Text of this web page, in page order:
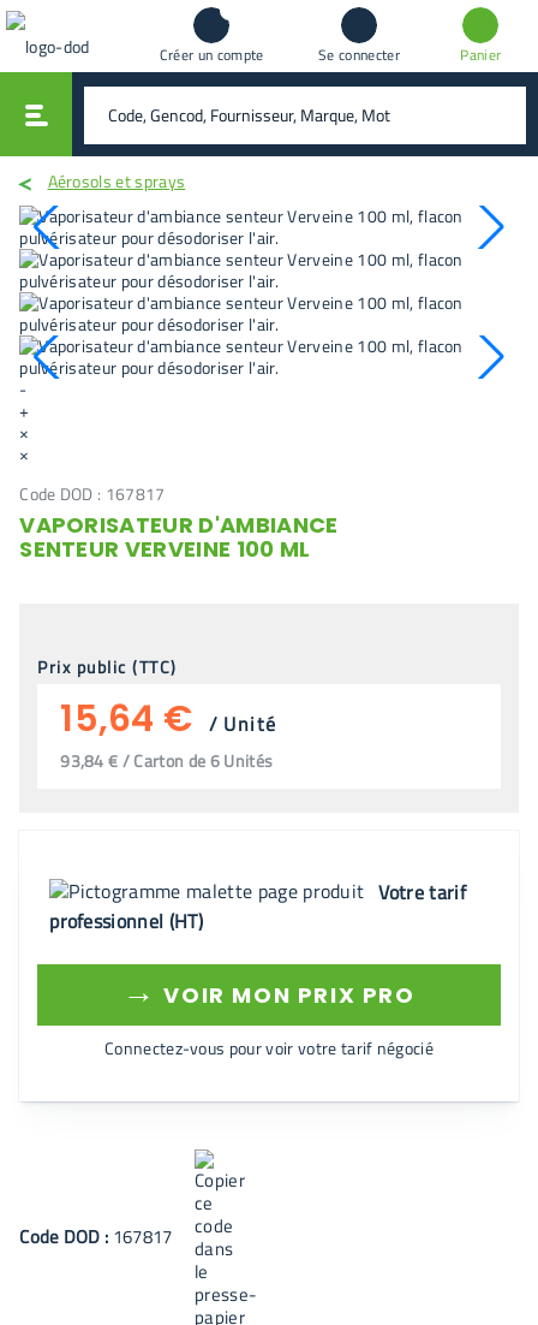
Créer un compte Se connecter Panier
rechercher
Aérosols et sprays
-
+
×
×
Code DOD : 167817
VAPORISATEUR D'AMBIANCE
SENTEUR VERVEINE 100 ML
Prix public (TTC)
15,64 € / Unité
93,84 € / Carton de 6 Unités
Votre tarif
professionnel (HT)
→ VOIR MON PRIX PRO
Connectez-vous pour voir votre tarif négocié
Code DOD : 167817